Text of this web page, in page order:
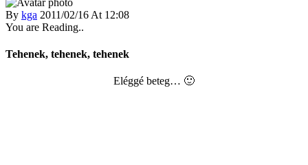
By kga 2011/02/16 At 12:08
You are Reading..
Tehenek, tehenek, tehenek
Eléggé beteg… 🙂